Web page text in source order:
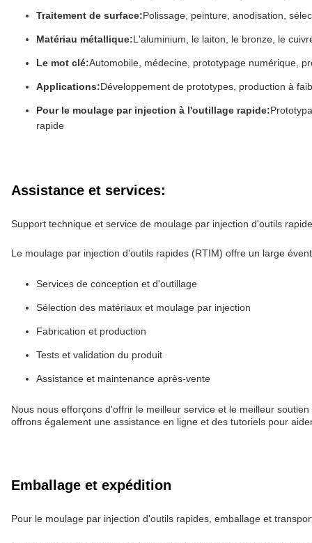
Traitement de surface:Polissage, peinture, anodisation,
Matériau métallique:L'aluminium, le laiton, le bronze, le
Le mot clé:Automobile, médecine, prototypage numérique,
Applications:Développement de prototypes, production à
Pour le moulage par injection à l'outillage rapide:
rapide
Assistance et services:
Support technique et service de moulage par injection d'outils
Le moulage par injection d'outils rapides (RTIM) offre un large
Services de conception et d'outillage
Sélection des matériaux et moulage par injection
Fabrication et production
Tests et validation du produit
Assistance et maintenance après-vente
Nous nous efforçons d'offrir le meilleur service et le meilleur
offrons également une assistance en ligne et des tutoriels pour
Emballage et expédition
Pour le moulage par injection d'outils rapides, emballage et